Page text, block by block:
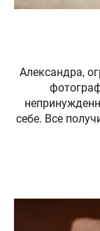
Александра,
себе. Все